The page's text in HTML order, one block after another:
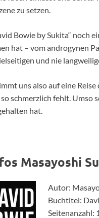
zu setzen.
Bowie by Sukita“ noch
hat – vom androgynen
und nie
uns also auf eine
schmerzlich fehlt. Umso
hat.
Masayoshi
Autor:
Buchtitel:
Seitenanzahl: